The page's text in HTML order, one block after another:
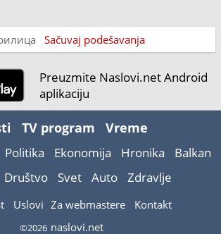
Sačuvaj podešavanja
Preuzmite Naslovi.net Android
aplikaciju
TV program Vreme
Politika Ekonomija Hronika
Balkan
Društvo Svet Auto Zdravlje
Uslovi Za webmastere Kontakt
©2026 naslovi.net